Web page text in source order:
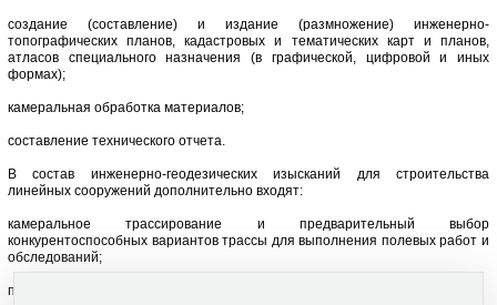
создание (составление) и издание (размножение) инженерно-
топографических планов, кадастровых и тематических карт и планов,
атласов специального назначения (в графической, цифровой и иных
формах);
камеральная обработка материалов;
составление технического отчета.
В состав инженерно-геодезических изысканий для строительства
линейных сооружений дополнительно входят:
камеральное трассирование и предварительный выбор
конкурентоспособных вариантов трассы для выполнения полевых работ и
обследований;
полевое трассирование;